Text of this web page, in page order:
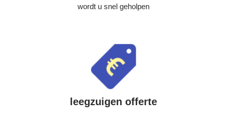
wordt u snel geholpen
leegzuigen offerte